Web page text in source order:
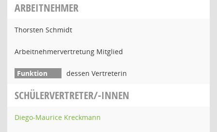
ARBEITNEHMER
Thorsten Schmidt
Arbeitnehmervertretung Mitglied
dessen Vertreterin
SCHÜLERVERTRETER/-INNEN
Diego-Maurice Kreckmann